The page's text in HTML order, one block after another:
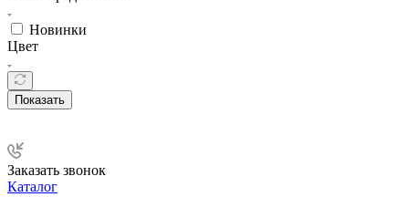
Новинки
Цвет
Показать
Заказать звонок
Каталог